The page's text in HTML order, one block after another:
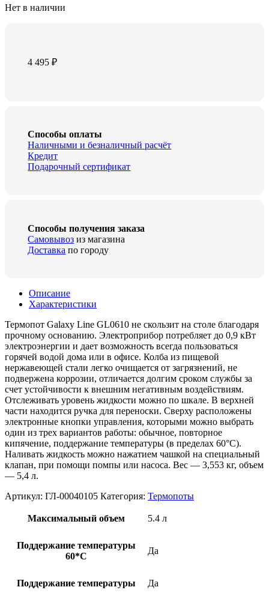
Нет в наличии
4 495₽
Способы оплаты
Наличными и безналичный расчёт
Кредит
Подарочный сертификат
Способы получения заказа
Самовывоз из магазина
Доставка по городу
Описание
Характеристики
Термопот Galaxy Line GL0610 не скользит на столе благодаря
прочному основанию. Электроприбор потребляет до 0,9 кВт
электроэнергии и дает возможность всегда пользоваться
горячей водой дома или в офисе. Колба из пищевой
нержавеющей стали легко очищается от загрязнений, не
подвержена коррозии, отличается долгим сроком службы за
счет устойчивости к внешним негативным воздействиям.
Отслеживать уровень жидкости можно по шкале. В верхней
части находится ручка для переноски. Сверху расположены
электронные кнопки управления, которыми можно выбрать
один из трех вариантов работы: обычное, повторное
кипячение, поддержание температуры (в пределах 60°C).
Наливать жидкость можно нажатием чашкой на специальный
клапан, при помощи помпы или насоса. Вес — 3,553 кг, объем
— 5,4 л.
Артикул: ГЛ-00040105 Категория: Термопоты
Максимальный объем 5.4 л
Поддержание температуры
60*С
Да
Поддержание температуры Да